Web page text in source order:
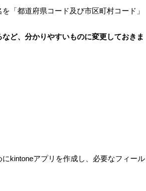
「都道府県コード及び市区町村コード」
ど、分かりやすいものに変更しておきま
kintoneアプリを作成し、必要なフィール